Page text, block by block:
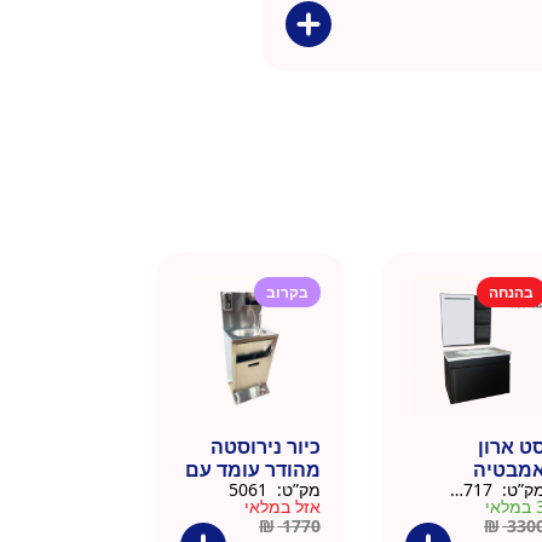
בהנחה
ארון
שחור
סמ
₪
בקרוב
כיור נירוסטה
מהודר עומד עם
פח אשפה
ברצלונה
מק”ט:
אזל במלאי
₪1770